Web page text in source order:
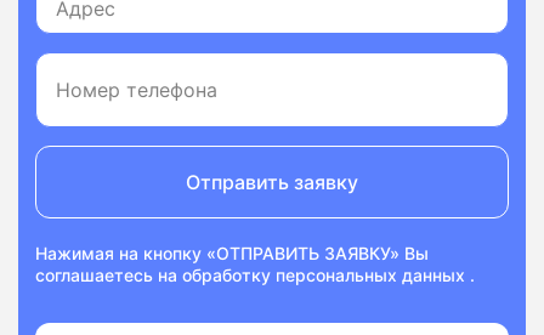
Отправить заявку
Нажимая на кнопку «ОТПРАВИТЬ ЗАЯВКУ» Вы
соглашаетесь на обработку персональных данных .